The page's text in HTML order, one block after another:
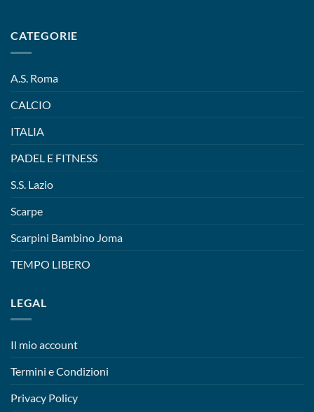
CATEGORIE
A.S. Roma
CALCIO
ITALIA
PADEL E FITNESS
S.S. Lazio
Scarpe
Scarpini Bambino Joma
TEMPO LIBERO
LEGAL
Il mio account
Termini e Condizioni
Privacy Policy